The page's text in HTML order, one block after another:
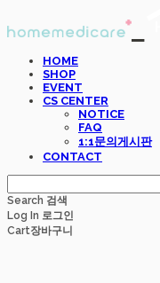
HOME
SHOP
EVENT
CS CENTER
NOTICE
FAQ
1:1문의게시판
CONTACT
Search 검색
Log In 로그인
Cart장바구니